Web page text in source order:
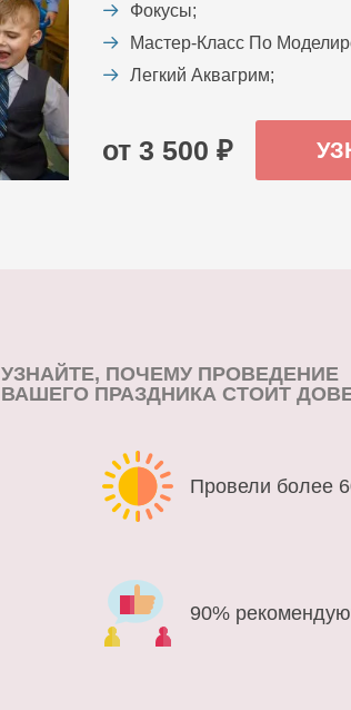
Фокусы;
Мастер-Класс По
Легкий Аквагрим;
от 3 500 ₽
УЗНАЙТЕ, ПОЧЕМУ ПРОВЕДЕНИЕ
ВАШЕГО ПРАЗДНИКА СТОИТ
Провели более
90%